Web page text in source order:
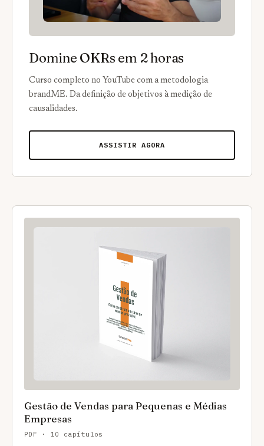
Domine OKRs em 2 horas
Curso completo no YouTube com a metodologia
brandME. Da definição de objetivos à medição de
causalidades.
ASSISTIR AGORA
Gestão de Vendas para Pequenas e Médias
Empresas
PDF · 10 capítulos